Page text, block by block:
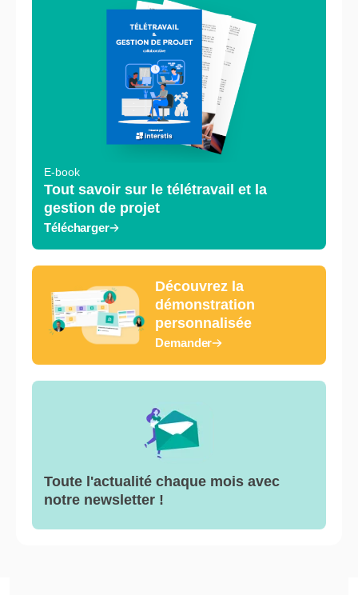
E-book
Tout savoir sur le télétravail et la
gestion de projet
Télécharger
Découvrez la
démonstration
personnalisée
Demander
Toute l'actualité chaque mois avec
notre newsletter !